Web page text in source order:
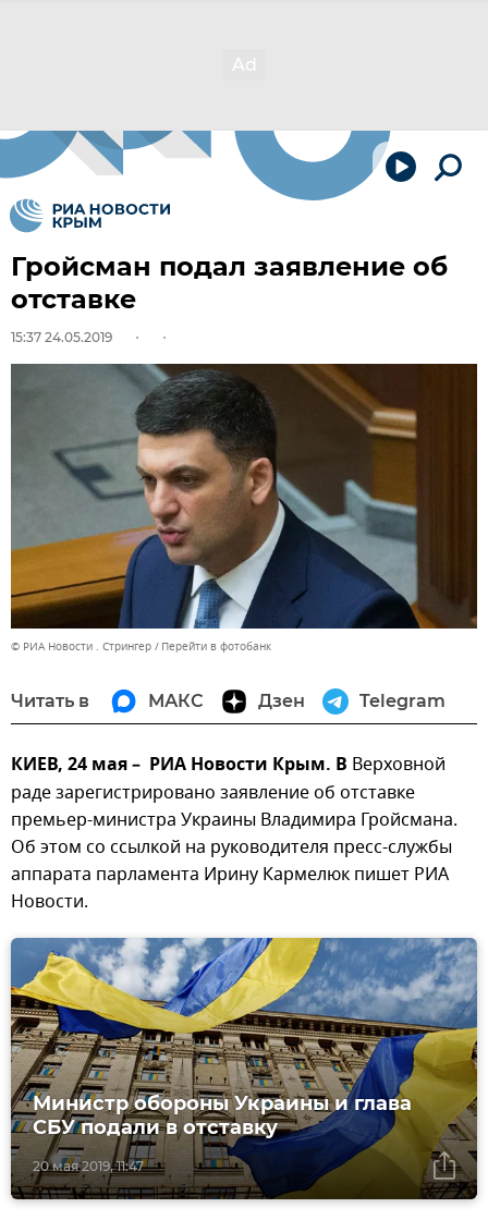
Гройсман подал заявление об
отставке
15:37 24.05.2019
© РИА Новости . Стрингер Перейти в фотобанк
Читать в МАКС Дзен Telegram
КИЕВ, 24 мая – РИА Новости Крым. В Верховной
раде зарегистрировано заявление об отставке
премьер-министра Украины Владимира Гройсмана.
Об этом со ссылкой на руководителя пресс-службы
аппарата парламента Ирину Кармелюк пишет РИА
Новости.
20 мая 2019, 11:47
Министр обороны Украины и глава
СБУ подали в отставку